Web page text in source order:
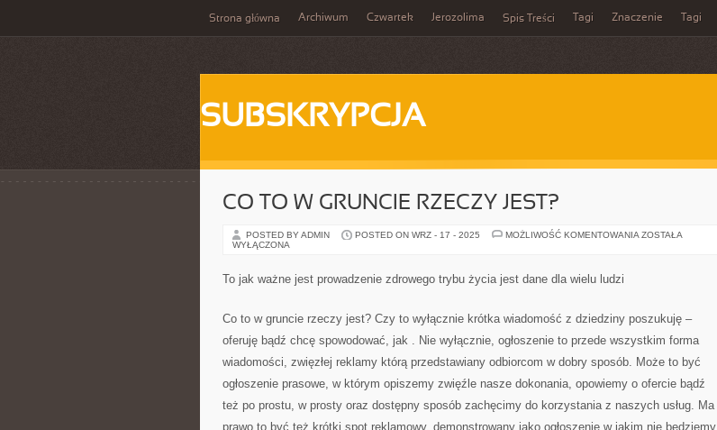
Strona główna Archiwum Czwartek Jerozolima Spis Treści Tagi Znaczenie Tagi
SUBSKRYPCJA
CO TO W GRUNCIE RZECZY JEST?
POSTED BY ADMIN POSTED ON WRZ - 17 - 2025 MOŻLIWOŚĆ KOMENTOWANIA CO
ZOSTAŁA
WYŁĄCZONA
To jak ważne jest prowadzenie zdrowego trybu życia jest dane dla wielu ludzi
Co to w gruncie rzeczy jest? Czy to wyłącznie krótka wiadomość z dziedziny poszukuję –
oferuję bądź chcę spowodować, jak . Nie wyłącznie, ogłoszenie to przede wszystkim forma
wiadomości, zwięzłej reklamy którą przedstawiany odbiorcom w dobry sposób. Może to być
ogłoszenie prasowe, w którym opiszemy zwięźle nasze dokonania, opowiemy o ofercie bądź
też po prostu, w prosty oraz dostępny sposób zachęcimy do korzystania z naszych usług. Ma
prawo to być też krótki spot reklamowy, demonstrowany jako ogłoszenie w jakim nie będziemy